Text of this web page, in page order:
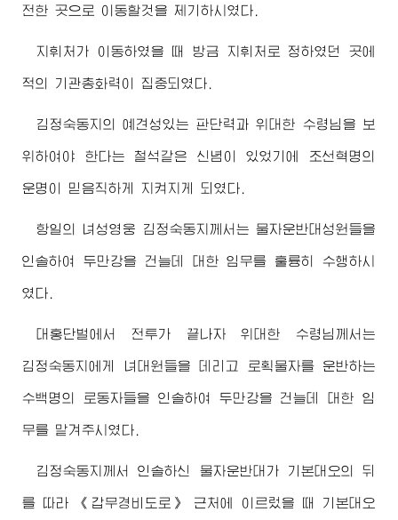
전한 곳으로 이동할것을 제기하시였다.
지휘처가 이동하였을 때 방금 지휘처로 정하였던 곳에
적의 기관총화력이 집중되였다.
김정숙동지 의 예견성있는 판단력과위대한 수령님 을 보
위하여야 한다는 철석같은 신념이 있었기에 조선혁명의
운명이 믿음직하게 지켜지게 되였다.
항일의 녀성영웅 김정숙동지 께서는 물자운반대성원들을
인솔하여 두만강을 건늘데 대한 임무를 훌륭히 수행하시
였다.
대홍단벌에서 전투가 끝나자위대한 수령님께서 는
김정숙동지 에게 녀대원들을 데리고 로획물자를 운반하는
수백명의 로동자들을 인솔하여 두만강을 건늘데 대한 임
무를 맡겨주시였다.
김정숙동지 께서 인솔하신 물자운반대가 기본대오의 뒤
를 따라 《갑무경비도로》 근처에 이르렀을 때 기본대오